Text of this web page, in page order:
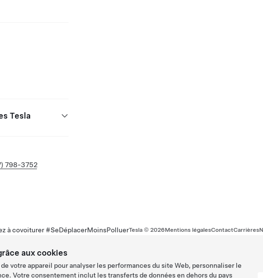
Tesla
798-3752
à covoiturer #SeDéplacerMoinsPolluerTesla © 2026Mentions légalesContactCarrières
aux cookies
votre appareil pour analyser les performances du site Web, personnaliser le
Votre consentement inclut les transferts de données en dehors du pays